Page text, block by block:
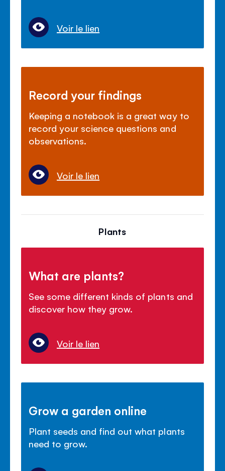
Voir le lien
Record your findings
Keeping a notebook is a great way to
record your science questions and
observations.
Voir le lien
Plants
What are plants?
See some different kinds of plants and
discover how they grow.
Voir le lien
Grow a garden online
Plant seeds and find out what plants
need to grow.